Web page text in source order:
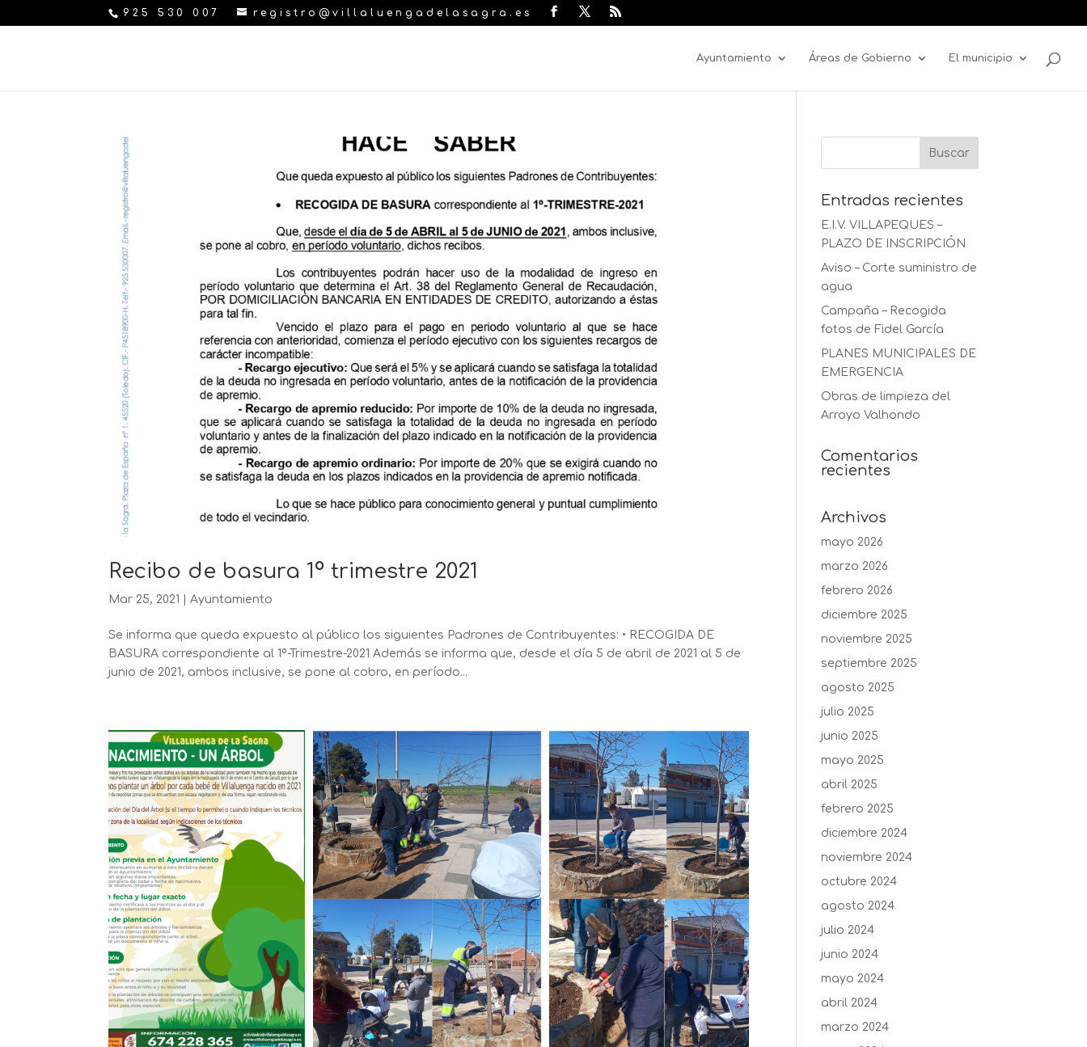
925 530 007 registro@villaluengadelasagra.es
Ayuntamiento Áreas de Gobierno El municipio
Recibo de basura 1º trimestre 2021
Mar 25, 2021 |Ayuntamiento
Se informa que queda expuesto al público los siguientes Padrones de Contribuyentes: • RECOGIDA DE
BASURA correspondiente al 1º-Trimestre-2021 Además se informa que, desde el día 5 de abril de 2021 al 5 de
junio de 2021, ambos inclusive, se pone al cobro, en período...
Entradas recientes
E.I.V. VILLAPEQUES –
PLAZO DE INSCRIPCIÓN
Aviso – Corte suministro de
agua
Campaña – Recogida
fotos de Fidel García
PLANES MUNICIPALES DE
EMERGENCIA
Obras de limpieza del
Arroyo Valhondo
Comentarios
recientes
Archivos
mayo 2026
marzo 2026
febrero 2026
diciembre 2025
noviembre 2025
septiembre 2025
agosto 2025
julio 2025
junio 2025
mayo 2025
abril 2025
febrero 2025
diciembre 2024
noviembre 2024
octubre 2024
agosto 2024
julio 2024
junio 2024
mayo 2024
abril 2024
marzo 2024